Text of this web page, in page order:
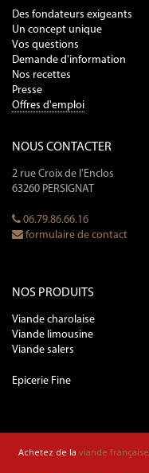
Des fondateurs exigeants
Un concept unique
Vos questions
Demande d'information
Nos recettes
Presse
Offres d'emploi
NOUS CONTACTER
2 rue Croix de l'Enclos
63260 PERSIGNAT
06.79.86.66.16
formulaire de contact
NOS PRODUITS
Viande charolaise
Viande limousine
Viande salers
Epicerie Fine
Achetez de la viande française